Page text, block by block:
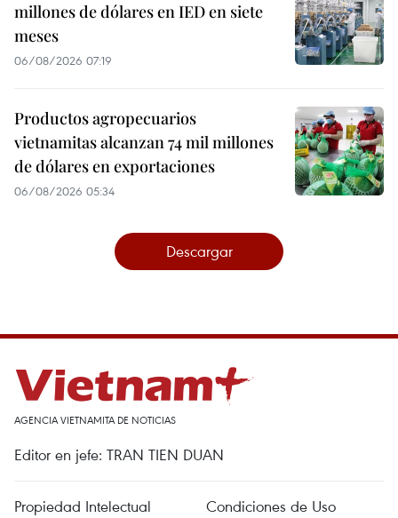
millones de dólares en IED en siete
meses
06/08/2026 07:19
Productos agropecuarios
vietnamitas alcanzan 74 mil millones
de dólares en exportaciones
06/08/2026 05:34
Descargar
AGENCIA VIETNAMITA DE NOTICIAS
Editor en jefe: TRAN TIEN DUAN
Propiedad Intelectual
Condiciones de Uso